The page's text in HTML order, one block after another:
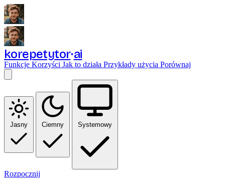
korepetytor ai
Funkcje Korzyści Jak to działa Przykłady użycia Porównaj
Jasny Ciemny Systemowy
Rozpocznij